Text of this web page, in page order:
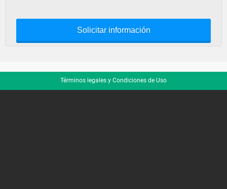
Solicitar información
Términos legales y Condiciones de Uso